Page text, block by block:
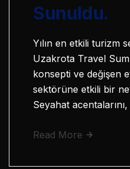
Sunuldu.
Yılın en etkili turizm
Uzakrota Travel
konsepti ve değişen
sektörüne etkili bir
Seyahat
Read More